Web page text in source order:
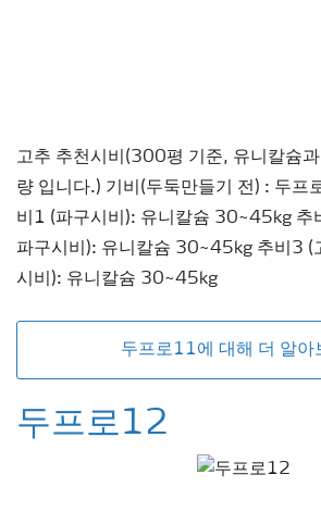
고추 추천시비(300평 기준, 유니칼슘
량 입니다.) 기비(두둑만들기 전) : 두
비1 (파구시비): 유니칼슘 30~45kg 추
파구시비): 유니칼슘 30~45kg 추비3 (
시비): 유니칼슘 30~45kg
두프로11에 대해 더 알아
두프로12